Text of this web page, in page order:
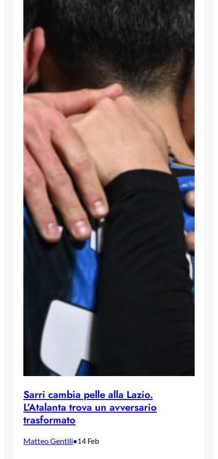
Sarri cambia pelle alla Lazio.
L’Atalanta trova un avversario
trasformato
Matteo Gentili•14 Feb